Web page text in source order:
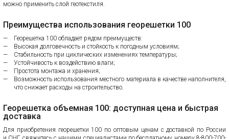
можно применить слой геотекстиля.
Преимущества использования георешетки 100
Георешетка 100 обладает рядом преимуществ:
Высокая долговечность и стойкость к погодным условиям;
Стабильность при циклических изменениях температуры;
Устойчивость к воздействию влаги;
Простота монтажа и хранения;
Возможность использования местного материала в качестве наполнителя,
что снижает расходы на строительство.
Георешетка объемная 100: доступная цена и быстрая
доставка
Для приобретения георешетки 100 по оптовым ценам с доставкой по России